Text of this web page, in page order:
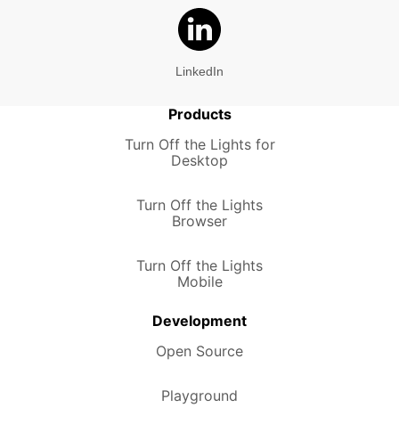
LinkedIn
Products
Turn Off the Lights for
Desktop
Turn Off the Lights
Browser
Turn Off the Lights
Mobile
Development
Open Source
Playground